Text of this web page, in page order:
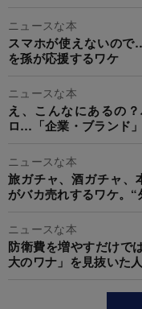
ニュースな本
スマホが使えないの
を孫が応援するワケ
ニュースな本
え、こんなにあるの
ロ…「企業・ブランド
ニュースな本
旅ガチャ、酒ガチャ、
がバカ売れするワケ。
ニュースな本
防衛費を増やすだけで
大のワナ」を見抜いた